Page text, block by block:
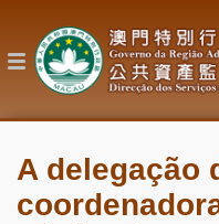
o
conteúdo
目A delegação